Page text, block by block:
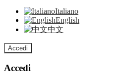
Italiano
English
中文
Accedi
Accedi